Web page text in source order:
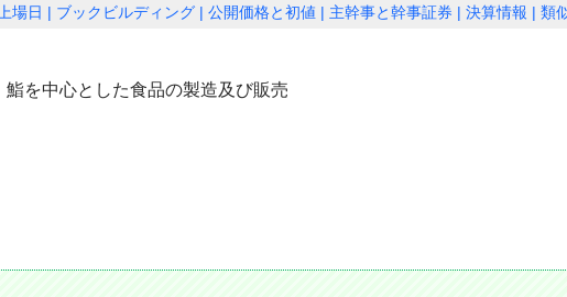
場日 ブックビルディング 公開価格と初値 主幹事と幹事証券 決算情報 類
鮨を中心とした食品の製造及び販売